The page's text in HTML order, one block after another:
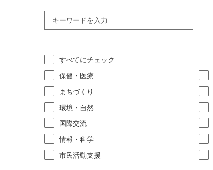
すべてにチェック
保健・医療
まちづくり
環境・自然
国際交流
情報・科学
市民活動支援